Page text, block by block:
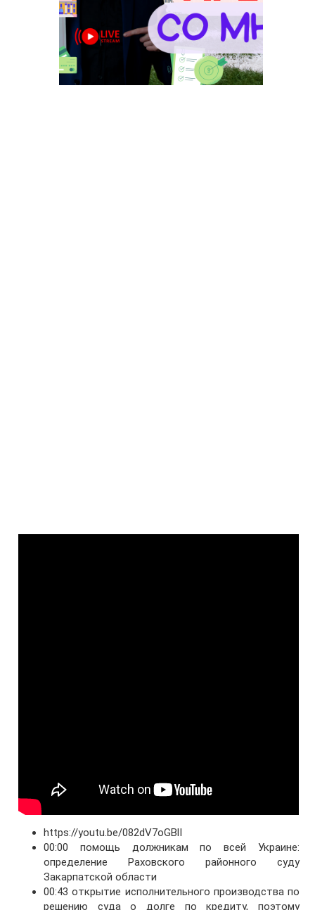
https://youtu.be/082dV7oGBlI
00:00 помощь должникам по всей Украине:
определение Раховского районного суду
Закарпатской области
00:43 открытие исполнительного производства по
решению суда о долге по кредиту, поэтому